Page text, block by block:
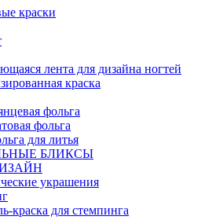
краски
лента для дизайна ногтей
краска
фольга
фольга
для литья
БЛИКСЫ
украшения
краска для стемпинга